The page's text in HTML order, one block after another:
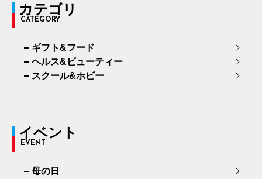
カテゴリ
CATEGORY
ギフト&フード
ヘルス&ビューティー
スクール&ホビー
イベント
EVENT
母の日